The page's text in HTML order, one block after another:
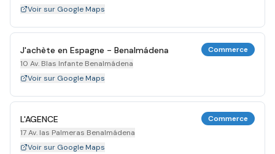
Voir sur Google Maps
J'achète en Espagne - Benalmádena
10 Av. Blas Infante Benalmádena
Commerce
Voir sur Google Maps
L'AGENCE
17 Av. las Palmeras Benalmádena
Commerce
Voir sur Google Maps